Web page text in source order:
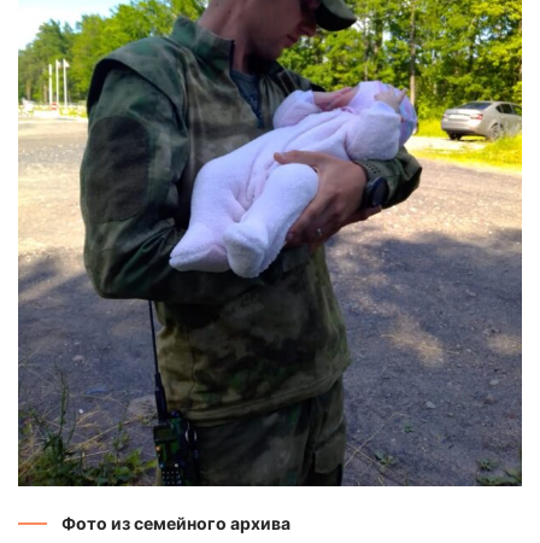
Фото из семейного архива